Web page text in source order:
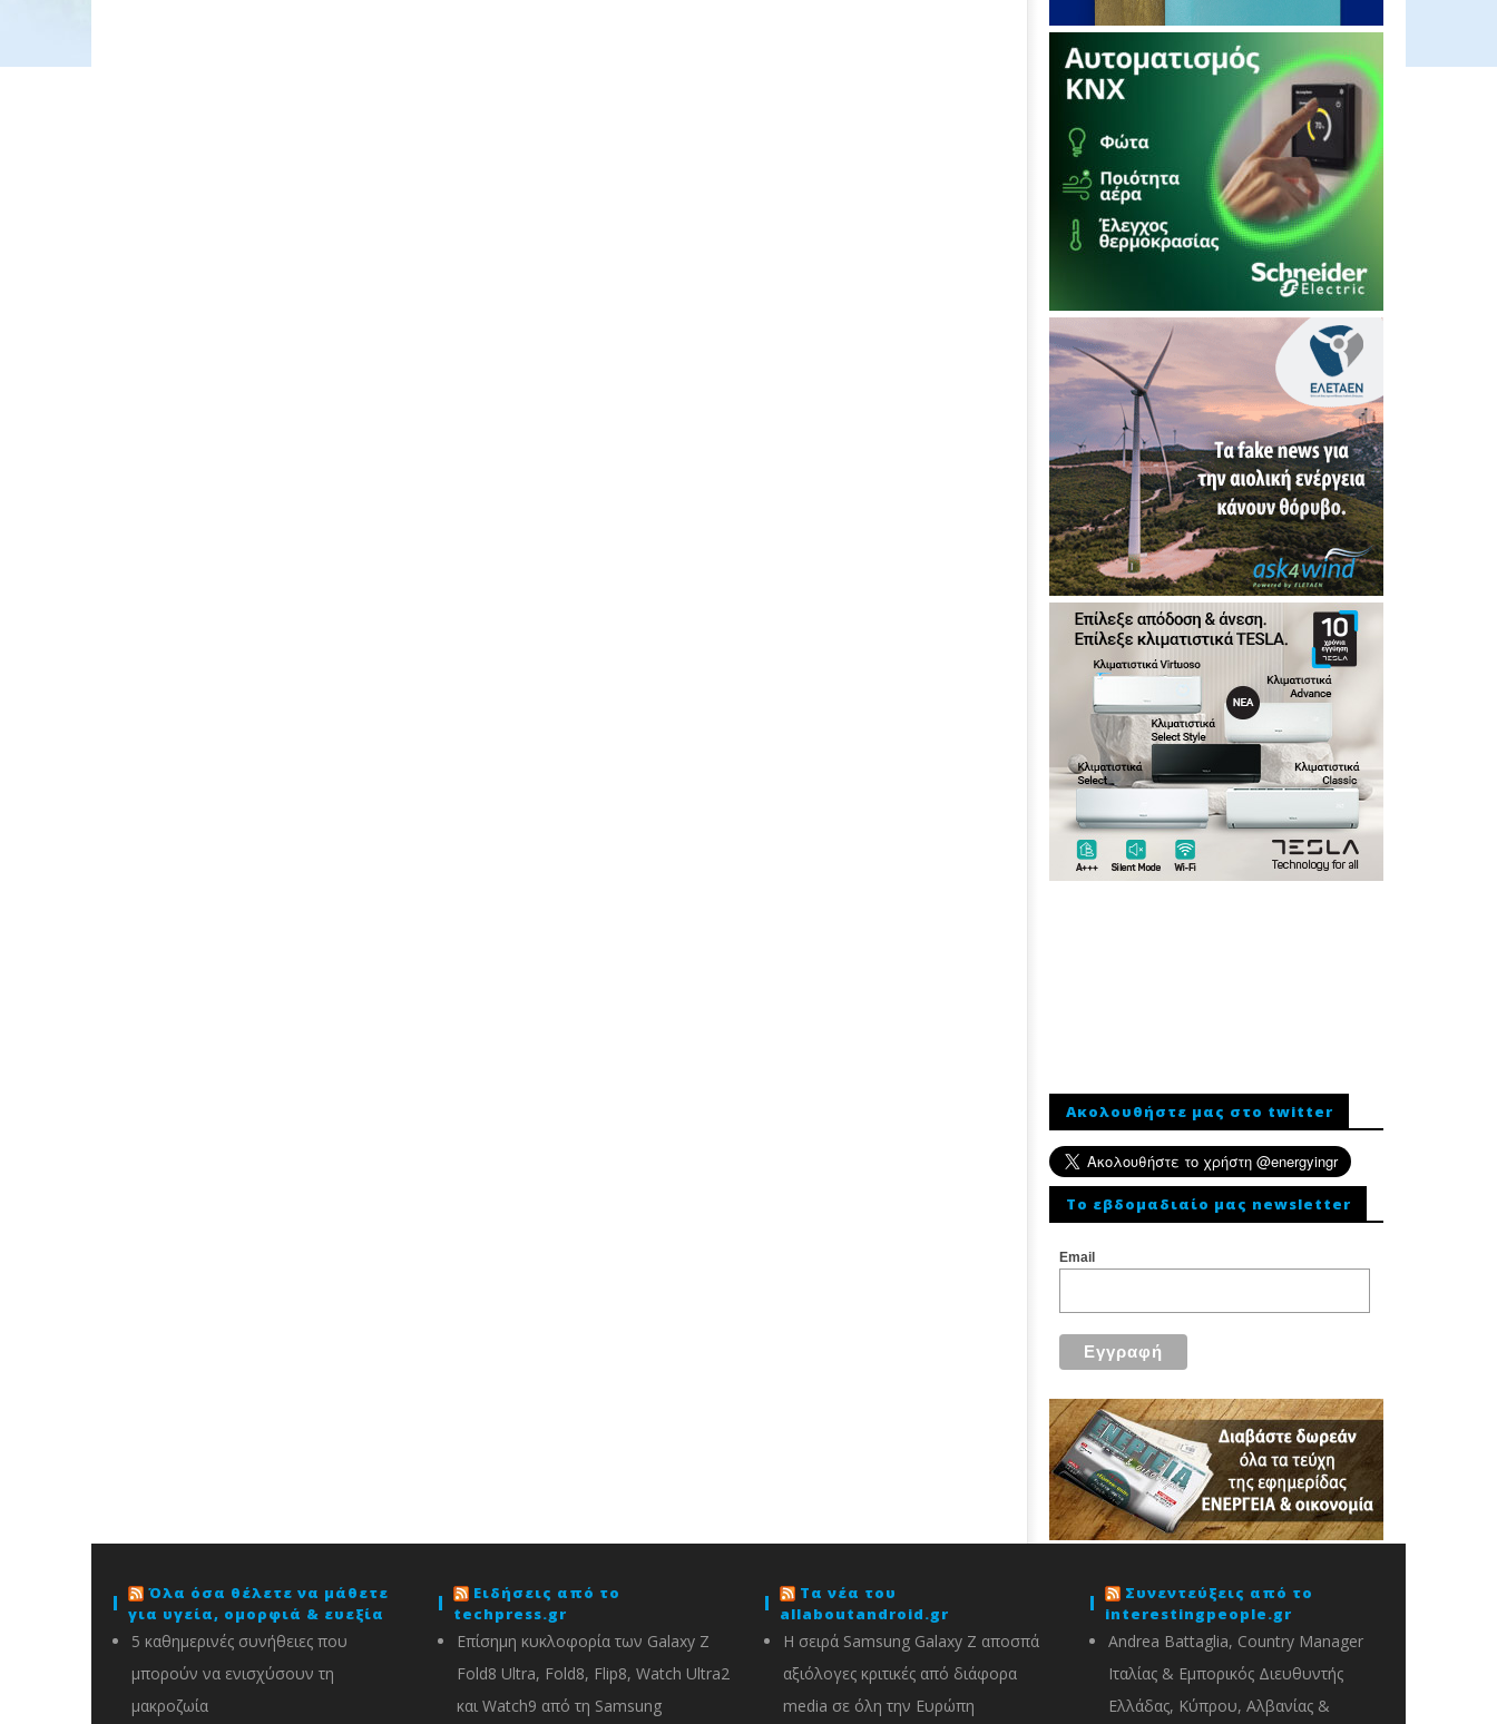
Ακολουθήστε μας στο twitter
To εβδομαδιαίο μας newsletter
Email
Όλα όσα θέλετε να μάθετε
για υγεία, ομορφιά & ευεξία
5 καθημερινές συνήθειες που
μπορούν να ενισχύσουν τη
μακροζωία
Ειδήσεις από το
techpress.gr
Επίσημη κυκλοφορία των Galaxy Z
Fold8 Ultra, Fold8, Flip8, Watch Ultra2
και Watch9 από τη Samsung
Τα νέα του
allaboutandroid.gr
Η σειρά Samsung Galaxy Z αποσπά
αξιόλογες κριτικές από διάφορα
media σε όλη την Ευρώπη
Συνεντεύξεις από το
interestingpeople.gr
Andrea Battaglia, Country Manager
Ιταλίας & Εμπορικός Διευθυντής
Ελλάδας, Κύπρου, Αλβανίας &